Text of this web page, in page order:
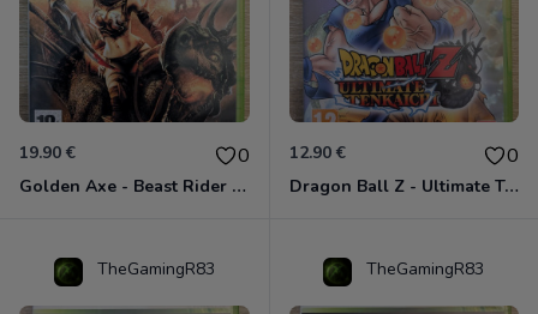
19.90 € 0
Golden Axe - Beast Rider Xbox 360
12.90 € 0
Dragon Ball Z - Ultimate Tenkaichi Xbox 360
TheGamingR83 TheGamingR83